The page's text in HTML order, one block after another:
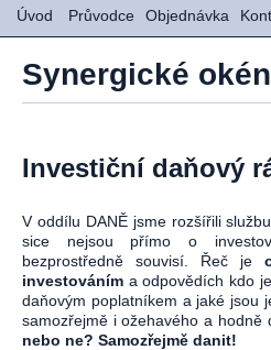
Úvod Průvodce Objednávka
Synergické
Investiční daňový
V oddílu DANĚ jsme rozšířili
sice nejsou přímo o
bezprostředně souvisí. Řeč je
investováním a odpovědích kdo
daňovým poplatníkem a jaké jsou
samozřejmě i ožehavého a hodně
nebo ne? Samozřejmě danit!